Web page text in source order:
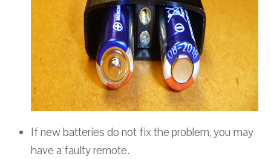
If new batteries do not fix the problem, you may
have a faulty remote.